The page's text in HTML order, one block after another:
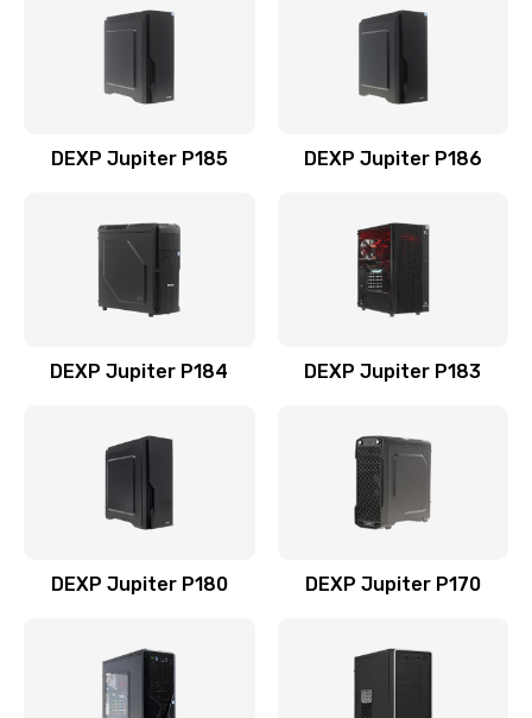
DEXP Jupiter P185 DEXP Jupiter P186
DEXP Jupiter P184 DEXP Jupiter P183
DEXP Jupiter P180 DEXP Jupiter P170